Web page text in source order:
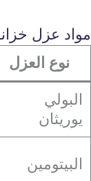
مواد عزل
نوع العزل
البولي
يوريثان
البيتومين